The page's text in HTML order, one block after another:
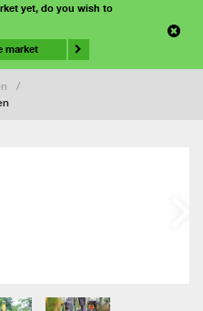
yet, do you wish to
market
/